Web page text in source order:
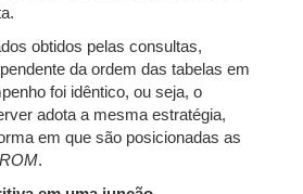
obtidos pelas consultas,
da ordem das tabelas em
foi idêntico, ou seja, o
adota a mesma estratégia,
em que são posicionadas as
.